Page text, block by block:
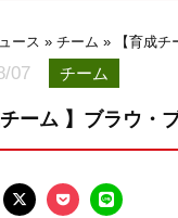
ース » チーム » 【育成チ
07 チーム
チーム 】ブラウ